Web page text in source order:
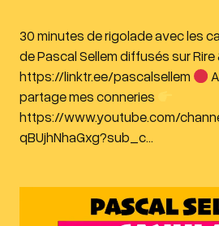
30 minutes de rigolade avec les
de Pascal Sellem diffusés sur
https://linktr.ee/pascalsellem
partage mes conneries
https://www.youtube.com/
qBUjhNhaGxg?sub_c…